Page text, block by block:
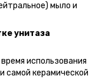
мыло и
унитаза
время использования
самой керамической